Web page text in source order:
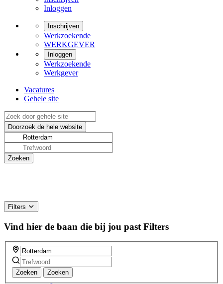
Inloggen
Inschrijven
Werkzoekende
WERKGEVER
Inloggen
Werkzoekende
Werkgever
Vacatures
Gehele site
Filters
Vind hier de baan die bij jou past Filters
Zoeken Zoeken